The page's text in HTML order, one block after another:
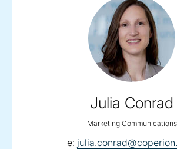
Julia Conrad
Marketing Communications
e: email: